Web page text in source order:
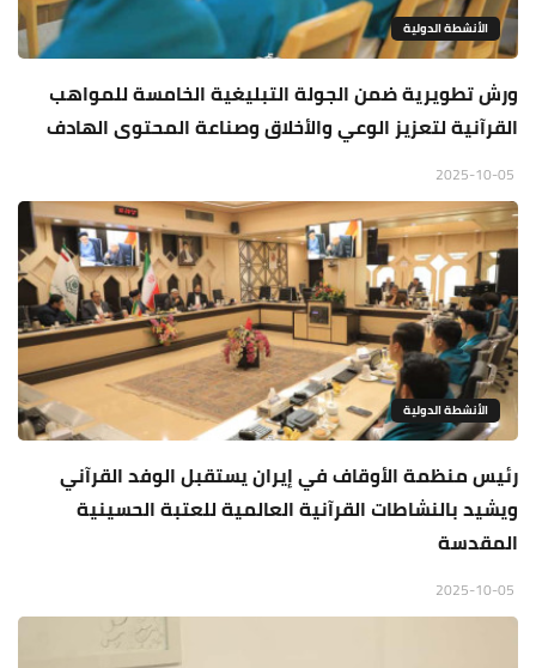
الأنشطة الدولية
ورش تطويرية ضمن الجولة التبليغية الخامسة للمواهب
القرآنية لتعزيز الوعي والأخلاق وصناعة المحتوى الهادف
الأنشطة الدولية
رئيس منظمة الأوقاف في إيران يستقبل الوفد القرآني
ويشيد بالنشاطات القرآنية العالمية للعتبة الحسينية
المقدسة